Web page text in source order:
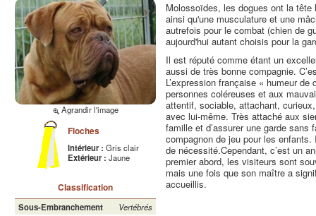
Agrandir l'image
Floches
Intérieur : Gris clair
Extérieur : Jaune
Classification
Sous-Embranchement
Vertébrés
Molossoïdes, les dogues ont la
ainsi qu'une musculature et une
autrefois pour le combat (chien de
aujourd'hui autant choisis pour la
Il est réputé comme étant un
aussi de très bonne compagnie.
L’expression française « humeur
personnes coléreuses et aux
attentif, sociable, attachant,
avec lui-même. Très attaché aux
famille et d’assurer une garde sans
compagnon de jeu pour les
de nécessité.Cependant, c’est un
premier abord, les visiteurs sont
mais une fois que son maître a
accueillis.